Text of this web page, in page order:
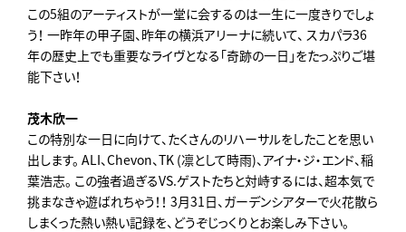
この5組のアーティストが一堂に会するのは一生に一度きりでしょ
う！ 一昨年の甲子園、昨年の横浜アリーナに続いて、 スカパラ36
年の歴史上でも重要なライヴとなる「奇跡の一日」をたっぷりご堪
能下さい！
茂木欣一
この特別な一日に向けて、たくさんのリハーサルをしたことを思い
出します。 ALI、Chevon、TK (凛として時雨)、アイナ・ジ・エンド、稲
葉浩志。 この強者過ぎるVS.ゲストたちと対峙するには、超本気で
挑まなきゃ遊ばれちゃう！！ 3月31日、ガーデンシアターで火花散ら
しまくった熱い熱い記録を、どうぞじっくりとお楽しみ下さい。